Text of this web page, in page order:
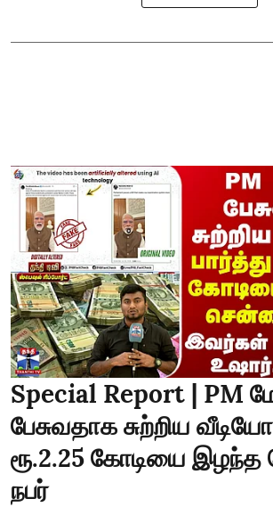
Special Report | PM
பேசுவதாக சுற்றிய
ரூ.2.25 கோடியை
நபர்